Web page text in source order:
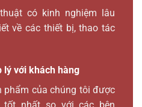
có kinh nghiệm lâu
về các thiết bị, thao tác
lý với khách hàng
phẩm của chúng tôi được